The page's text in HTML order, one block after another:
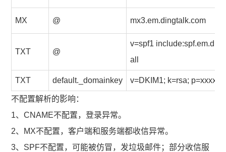
MX @ mx3.em.dingtalk.com
TXT @
v=spf1
all
TXT default._domainkey v=DKIM1; k=rsa; p=xxxxxx
不配置解析的影响：
1、CNAME不配置，登录异常。
2、MX不配置，客户端和服务端都收信异常。
3、SPF不配置，可能被仿冒，发垃圾邮件；部分收信服